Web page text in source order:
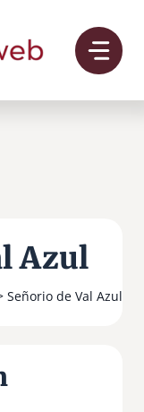
Azul
Señorio de Val Azul